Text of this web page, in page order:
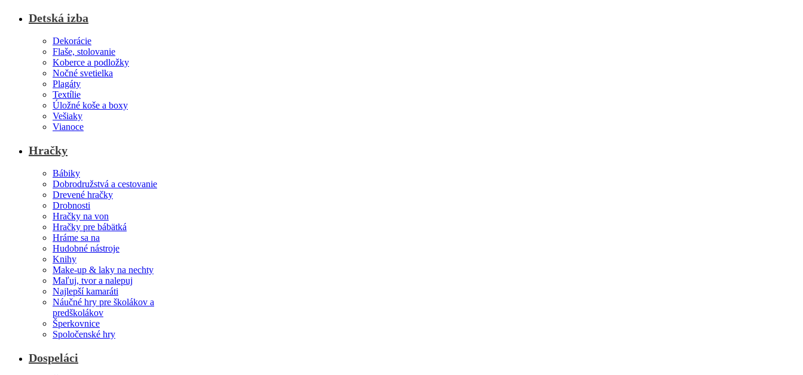
Detská izba
Dekorácie
Flaše, stolovanie
Koberce a podložky
Nočné svetielka
Plagáty
Textílie
Úložné koše a boxy
Vešiaky
Vianoce
Hračky
Bábiky
Dobrodružstvá a cestovanie
Drevené hračky
Drobnosti
Hračky na von
Hračky pre bábätká
Hráme sa na
Hudobné nástroje
Knihy
Make-up & laky na nechty
Maľuj, tvor a nalepuj
Najlepší kamaráti
Náučné hry pre školákov a
predškolákov
Šperkovnice
Spoločenské hry
Dospeláci